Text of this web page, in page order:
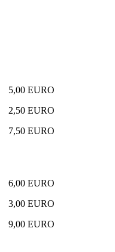
5,00 EURO
2,50 EURO
7,50 EURO
6,00 EURO
3,00 EURO
9,00 EURO